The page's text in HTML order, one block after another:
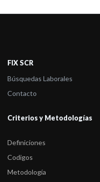
- Fitch Revisa las
Fitch retira la calificación
-Fitch califica en AAA(arg)
FIX SCR
Búsquedas Laborales
Contacto
Criterios y Metodologías
Definiciones
Codigos
Metodología